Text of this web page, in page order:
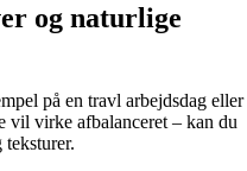
og naturlige
på en travl arbejdsdag eller
vil virke afbalanceret – kan du